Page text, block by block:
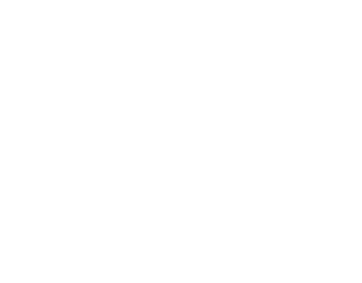
2
63 стр 3